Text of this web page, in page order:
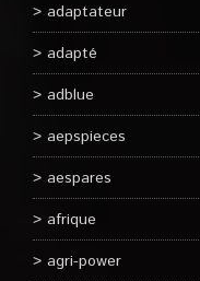
adaptateur
adapté
adblue
aepspieces
aespares
afrique
agri-power